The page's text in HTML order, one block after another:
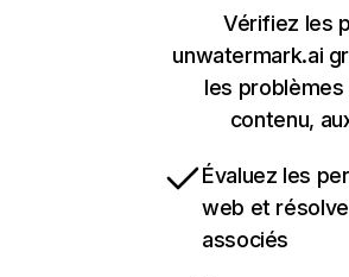
Vérifiez les
unwatermark.ai
les
contenu,
Évaluez les
web et
associés